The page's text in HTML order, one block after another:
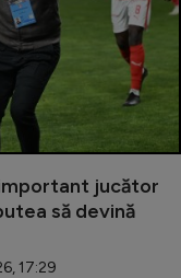
jucător
să devină
17:29